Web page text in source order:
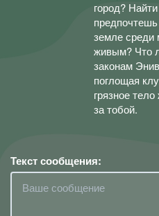
город?
земле среди
живым? Что
законам
поглощая
грязное
за тобой.
Текст сообщения: